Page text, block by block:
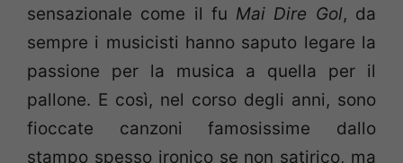
sensazionale come il fu Mai Dire Gol, da
sempre i musicisti hanno saputo legare la
passione per la musica a quella per il
pallone. E così, nel corso degli anni, sono
fioccate canzoni famosissime dallo
stampo spesso ironico se non satirico, ma